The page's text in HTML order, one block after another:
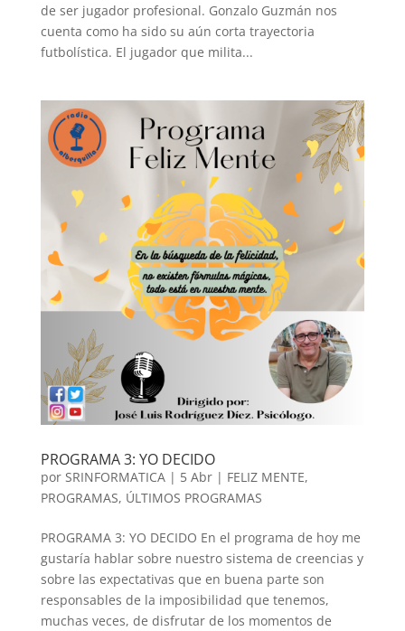
de ser jugador profesional. Gonzalo Guzmán nos
cuenta como ha sido su aún corta trayectoria
futbolística. El jugador que milita...
PROGRAMA 3: YO DECIDO
por SRINFORMATICA| 5 Abr| FELIZ MENTE,
PROGRAMAS, ÚLTIMOS PROGRAMAS
PROGRAMA 3: YO DECIDO En el programa de hoy me
gustaría hablar sobre nuestro sistema de creencias y
sobre las expectativas que en buena parte son
responsables de la imposibilidad que tenemos,
muchas veces, de disfrutar de los momentos de